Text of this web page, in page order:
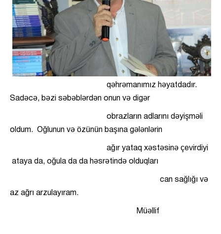
qəhrəmanımız həyatdadır.
Sadəcə, bəzi səbəblərdən onun və digər
obrazların adlarını dəyişməli
oldum. Oğlunun və özünün başına gələnlərin
ağır yataq xəstəsinə çevirdiyi
ataya da, oğula da da həsrətində olduqları
can sağlığı və
az ağrı arzulayıram.
Müəllif